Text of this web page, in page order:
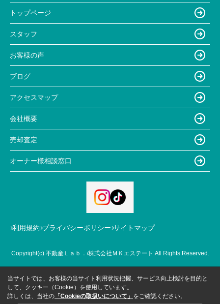
トップページ
スタッフ
お客様の声
ブログ
アクセスマップ
会社概要
売却査定
オーナー様相談窓口
利用規約 プライバシーポリシー サイトマップ
Copyright(c) 不動産Ｌａｂ．/株式会社ＭＫエステート All Rights Reserved.
当サイトでは、お客様の当サイト利用状況把握、サービス向上検討を目的と
して、クッキー（Cookie）を使用しています。
詳しくは、当社の 「Cookieの取扱いについて」 をご確認ください。